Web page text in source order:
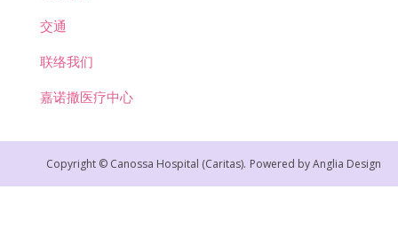
交通
联络我们
嘉诺撒医疗中心
Copyright © Canossa Hospital (Caritas). Powered byAnglia Design